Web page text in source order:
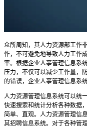
众所周知，其人力资源部工作
作，不可避免地导致人力工作
率。根据企业人事管理信息系
压力，不仅可以减少工作量，
的错误，企业人事管理信息系
人力资源管理信息系统可以统
快速搜索和统计分析各种数据
简单、直观。 人力资源管理信
其招聘信息系统。对于各种管